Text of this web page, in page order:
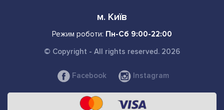
м. Київ
Режим роботи: Пн-Сб 9:00-22:00
© Copyright - All rights reserved. 2026
Facebook Instagram